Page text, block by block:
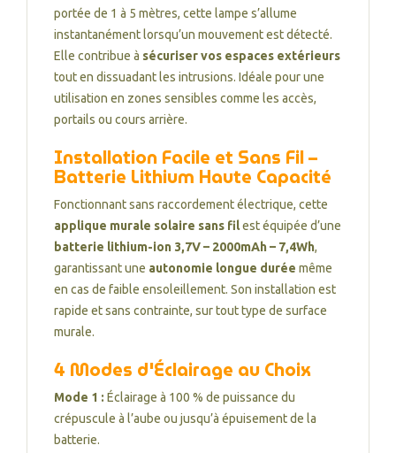
portée de 1 à 5 mètres, cette lampe s’allume
instantanément lorsqu’un mouvement est détecté.
Elle contribue à sécuriser vos espaces extérieurs
tout en dissuadant les intrusions. Idéale pour une
utilisation en zones sensibles comme les accès,
portails ou cours arrière.
Installation Facile et Sans Fil –
Batterie Lithium Haute Capacité
Fonctionnant sans raccordement électrique, cette
applique murale solaire sans filest équipée d’une
batterie lithium-ion 3,7V – 2000mAh – 7,4Wh,
garantissant une autonomie longue durée même
en cas de faible ensoleillement. Son installation est
rapide et sans contrainte, sur tout type de surface
murale.
4 Modes d'Éclairage au Choix
Mode 1 : Éclairage à 100 % de puissance du
crépuscule à l’aube ou jusqu’à épuisement de la
batterie.